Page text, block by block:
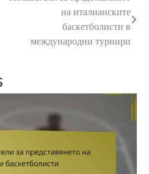
на италианските
баскетболисти в
международни турнири